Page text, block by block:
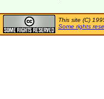
This site (C)
Some rights